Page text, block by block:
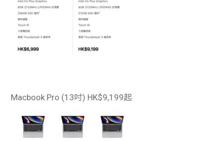
Macbook Pro (13吋) HK$9,199起